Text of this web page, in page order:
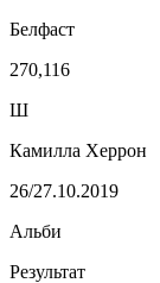
Белфаст
270,116
Ш
Камилла Херрон
26/27.10.2019
Альби
Результат